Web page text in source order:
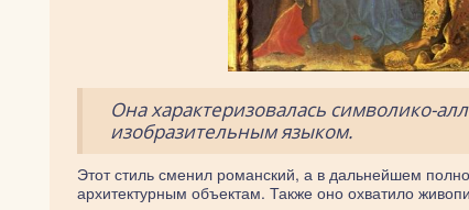
Она характеризовалась символико-
изобразительным языком.
Этот стиль сменил романский, а в дальнейшем
архитектурным объектам. Также оно охватило